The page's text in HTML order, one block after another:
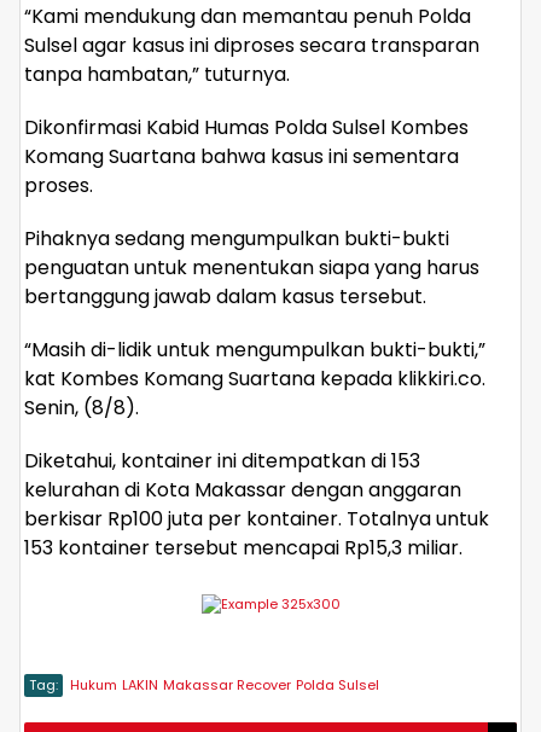
“Kami mendukung dan memantau penuh Polda
Sulsel agar kasus ini diproses secara transparan
tanpa hambatan,” tuturnya.
Dikonfirmasi Kabid Humas Polda Sulsel Kombes
Komang Suartana bahwa kasus ini sementara
proses.
Pihaknya sedang mengumpulkan bukti-bukti
penguatan untuk menentukan siapa yang harus
bertanggung jawab dalam kasus tersebut.
“Masih di-lidik untuk mengumpulkan bukti-bukti,”
kat Kombes Komang Suartana kepada klikkiri.co.
Senin, (8/8).
Diketahui, kontainer ini ditempatkan di 153
kelurahan di Kota Makassar dengan anggaran
berkisar Rp100 juta per kontainer. Totalnya untuk
153 kontainer tersebut mencapai Rp15,3 miliar.
Tag: Hukum LAKIN Makassar Recover Polda Sulsel